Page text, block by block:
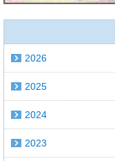
2026
2025
2024
2023